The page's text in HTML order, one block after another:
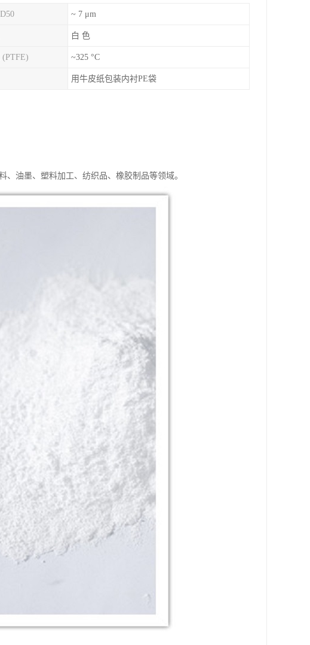
~ 7 μm
白 色
(PTFE) ~325 °C
用牛皮纸包装内衬PE袋
油墨、塑料加工、纺织品、橡胶制品等领域。